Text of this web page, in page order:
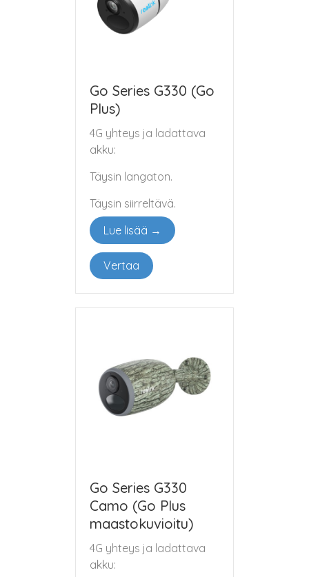
Go Series G330 (Go
Plus)
4G yhteys ja ladattava
akku:
Täysin langaton.
Täysin siirreltävä.
Lue lisää →
Vertaa
Go Series G330
Camo (Go Plus
maastokuvioitu)
4G yhteys ja ladattava
akku: